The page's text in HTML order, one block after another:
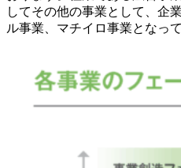
してその他の事業として、企
ル事業、マチイロ事業となっ